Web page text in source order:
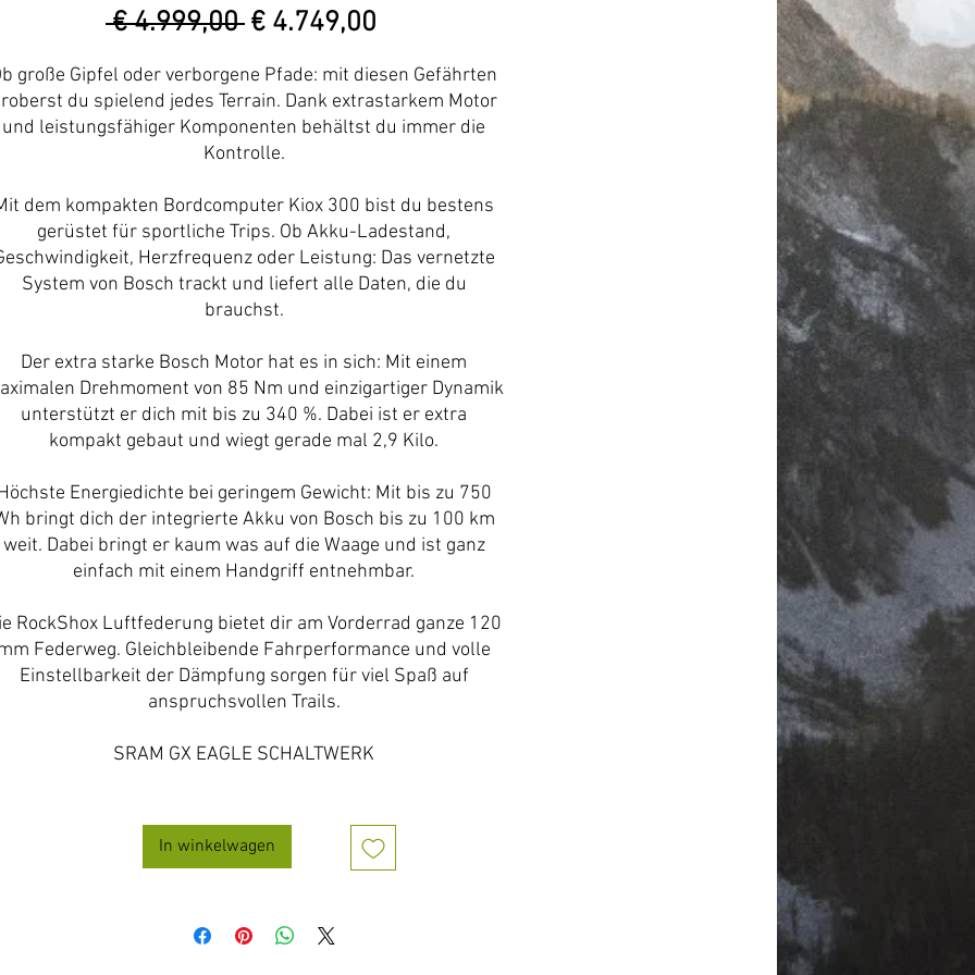
€ 4.999,00 Normale
€ 4.749,00
große Gipfel oder verborgene Pfade: mit diesen Gefährten
du spielend jedes Terrain. Dank extrastarkem Motor
und leistungsfähiger Komponenten behältst du immer die
Kontrolle.
dem kompakten Bordcomputer Kiox 300 bist du bestens
gerüstet für sportliche Trips. Ob Akku-Ladestand,
Herzfrequenz oder Leistung: Das vernetzte
System von Bosch trackt und liefert alle Daten, die du
brauchst.
Der extra starke Bosch Motor hat es in sich: Mit einem
Drehmoment von 85 Nm und einzigartiger Dynamik
unterstützt er dich mit bis zu 340 %. Dabei ist er extra
kompakt gebaut und wiegt gerade mal 2,9 Kilo.
Energiedichte bei geringem Gewicht: Mit bis zu 750
bringt dich der integrierte Akku von Bosch bis zu 100 km
weit. Dabei bringt er kaum was auf die Waage und ist ganz
einfach mit einem Handgriff entnehmbar.
RockShox Luftfederung bietet dir am Vorderrad ganze 120
Federweg. Gleichbleibende Fahrperformance und volle
Einstellbarkeit der Dämpfung sorgen für viel Spaß auf
anspruchsvollen Trails.
SRAM GX EAGLE SCHALTWERK
In winkelwagen